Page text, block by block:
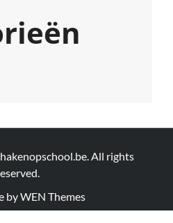
. All rights
byWEN Themes